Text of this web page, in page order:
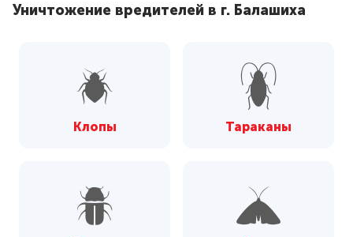
Уничтожение вредителей в г. Балашиха
Клопы Тараканы